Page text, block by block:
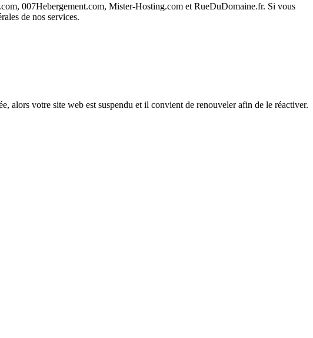
007Hebergement.com, Mister-Hosting.com et RueDuDomaine.fr. Si vous
de nos services.
alors votre site web est suspendu et il convient de renouveler afin de le réactiver.